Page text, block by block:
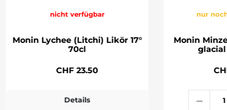
nicht verfügbar
Monin Lychee (Litchi) Likör 17°
70cl
CHF 23.50
Details
nur
Monin